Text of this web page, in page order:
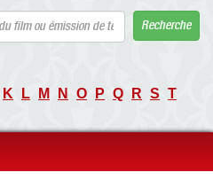
Recherche
K L M N O P Q R S T